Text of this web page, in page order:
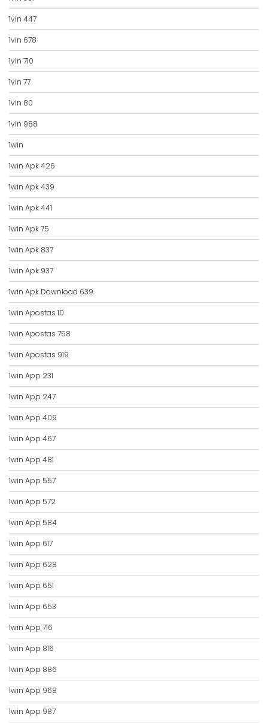
1vin 447
1vin 678
1vin 710
1vin 77
1vin 80
1vin 988
1win
1win Apk 426
1win Apk 439
1win Apk 441
1win Apk 75
1win Apk 837
1win Apk 937
1win Apk Download 639
1win Apostas 10
1win Apostas 758
1win Apostas 919
1win App 231
1win App 247
1win App 409
1win App 467
1win App 481
1win App 557
1win App 572
1win App 584
1win App 617
1win App 628
1win App 651
1win App 653
1win App 716
1win App 816
1win App 886
1win App 968
1win App 987